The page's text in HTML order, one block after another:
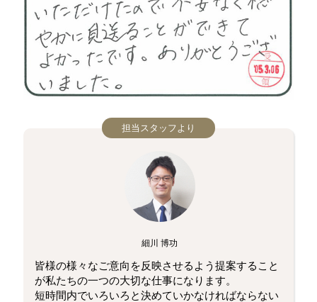
担当スタッフより
細川 博功
皆様の様々なご意向を反映させるよう提案すること
が私たちの一つの大切な仕事になります。
短時間内でいろいろと決めていかなければならない